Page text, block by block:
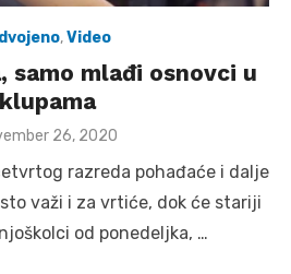
,Video
samo mlađi osnovci u
klupama
26, 2020
razreda pohađaće i dalje
važi i za vrtiće, dok će stariji
od ponedeljka, …